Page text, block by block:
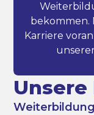
bekommen.
Karriere
Unsere